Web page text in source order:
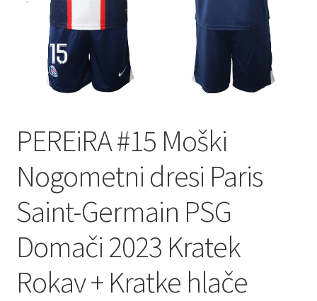
PEREiRA #15 Moški
Nogometni dresi Paris
Saint-Germain PSG
Domači 2023 Kratek
Rokav + Kratke hlače